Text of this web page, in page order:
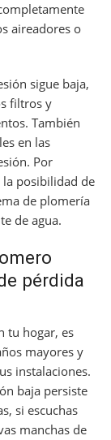
aireadores o
sigue baja,
filtros y
También
en las
Por
posibilidad de
de plomería
de agua.
pérdida
tu hogar, es
mayores y
instalaciones.
baja persiste
si escuchas
manchas de